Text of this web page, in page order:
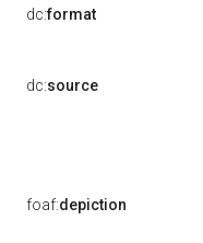
dc:format
dc:source
foaf:depiction